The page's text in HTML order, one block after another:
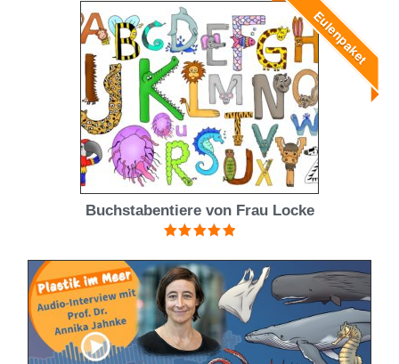
Eulenpaket
Buchstabentiere von Frau Locke
5.00von 5